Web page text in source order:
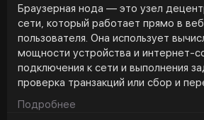
Браузерная нода — это узел
сети, который работает прямо в
пользователя. Она использует
мощности устройства и интернет-
подключения к сети и выполнения
проверка транзакций или сбор и
Принцип работы браузерной ноды
использовании современных
Подробнее